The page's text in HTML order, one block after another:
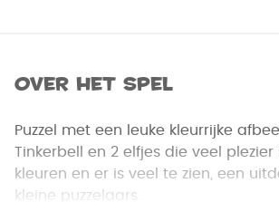
Over het spel
Puzzel met een leuke kleurrijke
Tinkerbell en 2 elfjes die veel plezier
kleuren en er is veel te zien, een
kleine puzzelaars.